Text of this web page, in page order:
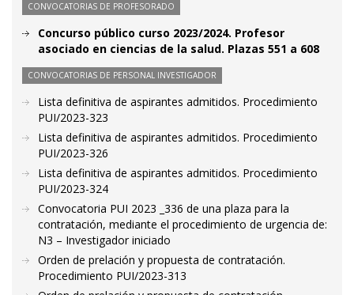
CONVOCATORIAS DE PROFESORADO
Concurso público curso 2023/2024. Profesor
asociado en ciencias de la salud. Plazas 551 a 608
CONVOCATORIAS DE PERSONAL INVESTIGADOR
Lista definitiva de aspirantes admitidos. Procedimiento
PUI/2023-323
Lista definitiva de aspirantes admitidos. Procedimiento
PUI/2023-326
Lista definitiva de aspirantes admitidos. Procedimiento
PUI/2023-324
Convocatoria PUI 2023 _336 de una plaza para la
contratación, mediante el procedimiento de urgencia de:
N3 – Investigador iniciado
Orden de prelación y propuesta de contratación.
Procedimiento PUI/2023-313